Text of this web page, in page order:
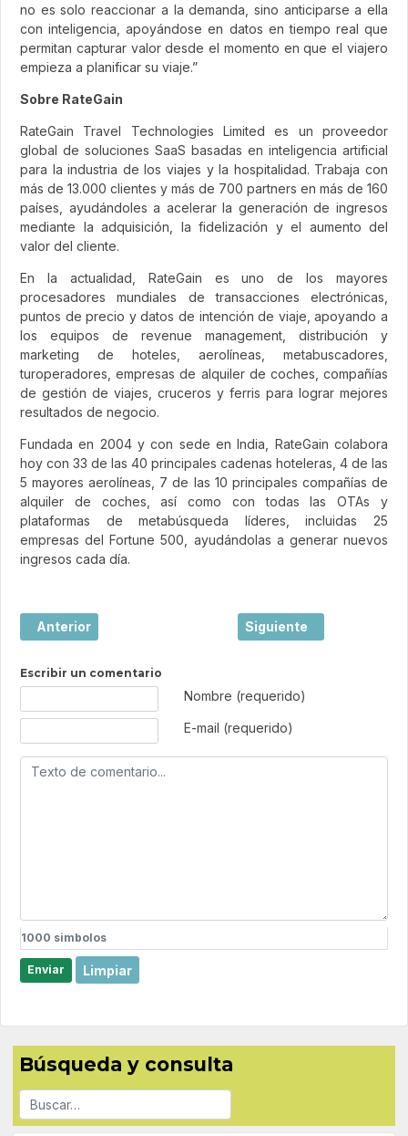
no es solo reaccionar a la demanda, sino anticiparse a ella
con inteligencia, apoyándose en datos en tiempo real que
permitan capturar valor desde el momento en que el viajero
empieza a planificar su viaje.”
Sobre RateGain
RateGain Travel Technologies Limited es un proveedor
global de soluciones SaaS basadas en inteligencia artificial
para la industria de los viajes y la hospitalidad. Trabaja con
más de 13.000 clientes y más de 700 partners en más de 160
países, ayudándoles a acelerar la generación de ingresos
mediante la adquisición, la fidelización y el aumento del
valor del cliente.
En la actualidad, RateGain es uno de los mayores
procesadores mundiales de transacciones electrónicas,
puntos de precio y datos de intención de viaje, apoyando a
los equipos de revenue management, distribución y
marketing de hoteles, aerolíneas, metabuscadores,
turoperadores, empresas de alquiler de coches, compañías
de gestión de viajes, cruceros y ferris para lograr mejores
resultados de negocio.
Fundada en 2004 y con sede en India, RateGain colabora
hoy con 33 de las 40 principales cadenas hoteleras, 4 de las
5 mayores aerolíneas, 7 de las 10 principales compañías de
alquiler de coches, así como con todas las OTAs y
plataformas de metabúsqueda líderes, incluidas 25
empresas del Fortune 500, ayudándolas a generar nuevos
ingresos cada día.
Artículo anterior: Grupo Ibersol cierra 2025 con una
Anterior Artículo siguiente:
Siguiente
Escribir un comentario
Nombre (requerido)
E-mail (requerido)
1000 simbolos
Enviar Limpiar
Búsqueda y consulta
Buscar